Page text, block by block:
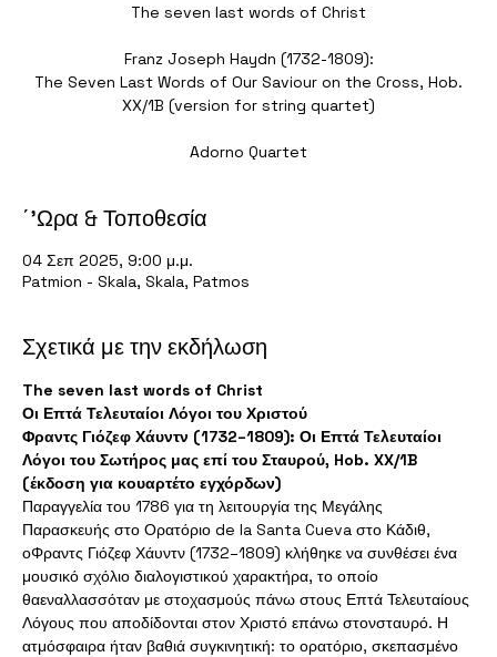
The seven last words of Christ
Franz Joseph Haydn (1732-1809):
The Seven Last Words of Our Saviour on the Cross, Hob.
XX/1B (version for string quartet)
΄'Ωρα & Τοποθεσία
04 Σεπ 2025, 9:00 μ.μ.
Patmion - Skala, Skala, Patmos
Σχετικά με την εκδήλωση
The seven last words of Christ
Οι Επτά Τελευταίοι Λόγοι του Χριστού
Φραντς Γιόζεφ Χάυντν (1732–1809): Οι Επτά Τελευταίοι
Λόγοι του Σωτήρος μας επί του Σταυρού, Hob. XX/1B
(έκδοση για κουαρτέτο εγχόρδων)
Παραγγελία του 1786 για τη λειτουργία της Μεγάλης
Παρασκευής στο Ορατόριο de la Santa Cueva στο Κάδιθ,
οΦραντς Γιόζεφ Χάυντν (1732–1809) κλήθηκε να συνθέσει ένα
μουσικό σχόλιο διαλογιστικού χαρακτήρα, το οποίο
θαεναλλασσόταν με στοχασμούς πάνω στους Επτά Τελευταίους
Λόγους που αποδίδονται στον Χριστό επάνω στονσταυρό. Η
ατμόσφαιρα ήταν βαθιά συγκινητική: το ορατόριο, σκεπασμένο